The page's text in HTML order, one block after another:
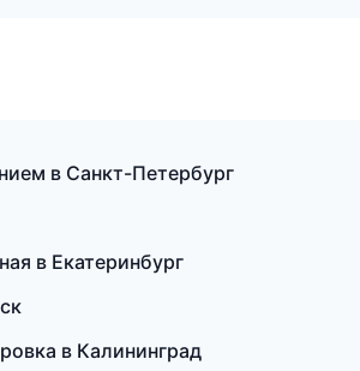
в Санкт-Петербург
в Екатеринбург
в Калининград